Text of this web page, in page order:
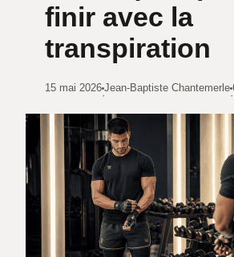
finir avec la
transpiration
15 mai 2026
·
Jean-Baptiste Chantemerle
·